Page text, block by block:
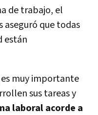
de trabajo, el
aseguró que todas
están
muy importante
sus tareas y
laboral acorde a